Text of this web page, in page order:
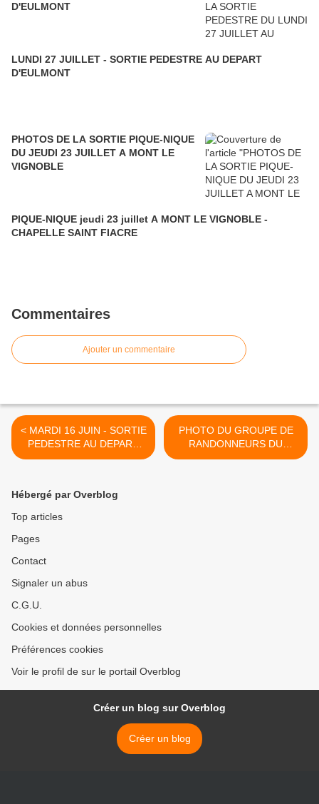
D'EULMONT
LUNDI 27 JUILLET - SORTIE PEDESTRE AU DEPART
D'EULMONT
PHOTOS DE LA SORTIE PIQUE-NIQUE
DU JEUDI 23 JUILLET A MONT LE
VIGNOBLE
PIQUE-NIQUE jeudi 23 juillet A MONT LE VIGNOBLE -
CHAPELLE SAINT FIACRE
Commentaires
Ajouter un commentaire
< MARDI 16 JUIN - SORTIE
PEDESTRE AU DEPART
DE BOUXIERES AUX
PHOTO DU GROUPE DE
RANDONNEURS DU
MARDI 16 JUIN A
Hébergé par Overblog
Top articles
Pages
Contact
Signaler un abus
C.G.U.
Cookies et données personnelles
Préférences cookies
Voir le profil de sur le portail Overblog
Créer un blog sur Overblog
Créer un blog